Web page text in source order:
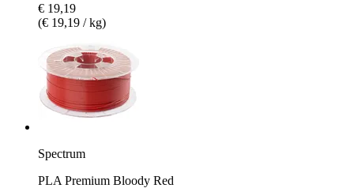
€ 19,19
(€ 19,19 / kg)
Spectrum
PLA Premium Bloody Red